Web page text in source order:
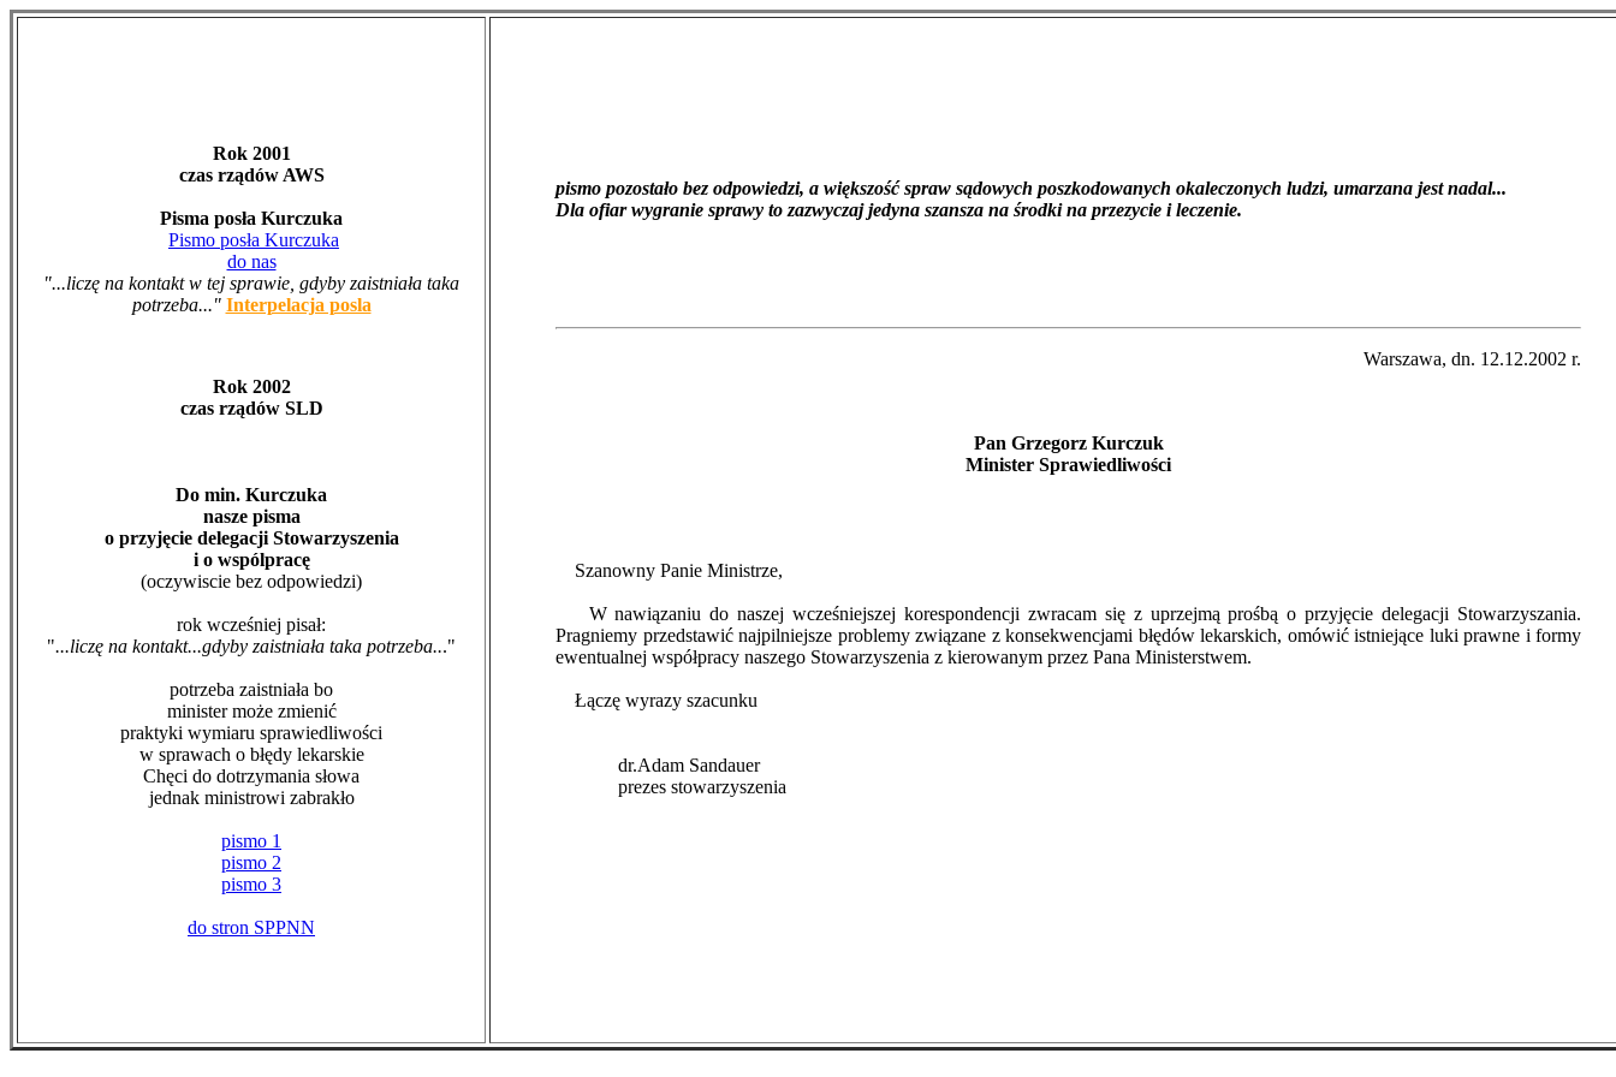
Rok 2001
czas rządów AWS
Pisma posła Kurczuka
Pismo posła Kurczuka
do nas
"...liczę na kontakt w tej sprawie, gdyby zaistniała taka
potrzeba..." Interpelacja posla
Rok 2002
czas rządów SLD
Do min. Kurczuka
nasze pisma
o przyjęcie delegacji Stowarzyszenia
i o wspólpracę
(oczywiscie bez odpowiedzi)
rok wcześniej pisał:
"...liczę na kontakt...gdyby zaistniała taka potrzeba..."
potrzeba zaistniała bo
minister może zmienić
praktyki wymiaru sprawiedliwości
w sprawach o błędy lekarskie
Chęci do dotrzymania słowa
jednak ministrowi zabrakło
pismo 1
pismo 2
pismo 3
do stron SPPNN
pismo pozostało bez odpowiedzi, a większość spraw sądowych poszkodowanych okaleczonych ludzi, umarzana jest nadal...
Dla ofiar wygranie sprawy to zazwyczaj jedyna szansza na środki na przezycie i leczenie.
Warszawa, dn. 12.12.2002 r.
Pan Grzegorz Kurczuk
Minister Sprawiedliwości
Szanowny Panie Ministrze,
W nawiązaniu do naszej wcześniejszej korespondencji zwracam się z uprzejmą prośbą o przyjęcie delegacji Stowarzyszania.
Pragniemy przedstawić najpilniejsze problemy związane z konsekwencjami błędów lekarskich, omówić istniejące luki prawne i formy
ewentualnej współpracy naszego Stowarzyszenia z kierowanym przez Pana Ministerstwem.
Łączę wyrazy szacunku
dr.Adam Sandauer
prezes stowarzyszenia